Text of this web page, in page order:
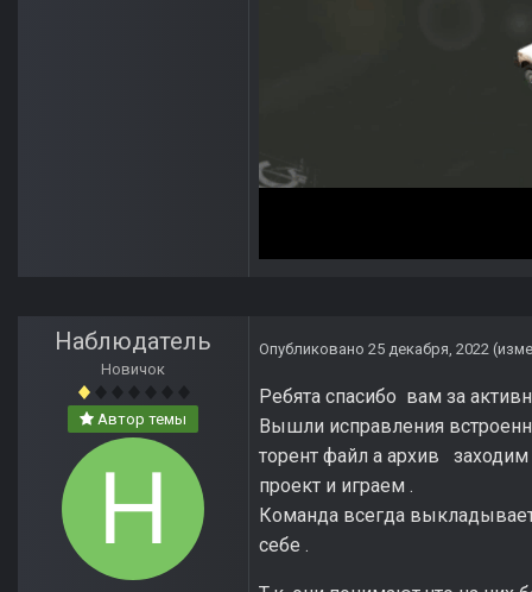
Наблюдатель
Новичок
Автор темы
Опубликовано 25 декабря, 2022
Ребята спасибо вам за
Вышли исправления
торент файл а архив
проект и играем .
Команда всегда
себе .